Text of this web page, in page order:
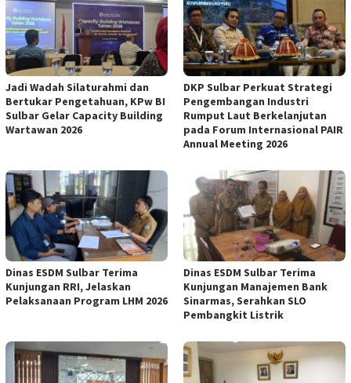
Jadi Wadah Silaturahmi dan
Bertukar Pengetahuan, KPw BI
Sulbar Gelar Capacity Building
Wartawan 2026
DKP Sulbar Perkuat Strategi
Pengembangan Industri
Rumput Laut Berkelanjutan
pada Forum Internasional PAIR
Annual Meeting 2026
Dinas ESDM Sulbar Terima
Kunjungan RRI, Jelaskan
Pelaksanaan Program LHM 2026
Dinas ESDM Sulbar Terima
Kunjungan Manajemen Bank
Sinarmas, Serahkan SLO
Pembangkit Listrik